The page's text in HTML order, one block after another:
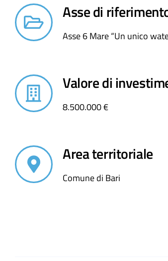
Asse di
Asse 6 Mare “Un unico
Valore di
8.500.000 €
Area territoriale
Comune di Bari